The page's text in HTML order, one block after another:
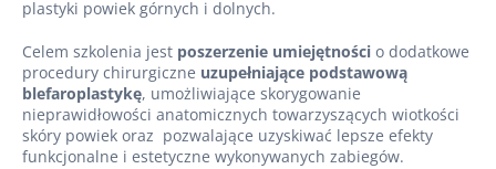
plastyki powiek górnych i dolnych.
Celem szkolenia jest poszerzenie umiejętności o dodatkowe
procedury chirurgiczne uzupełniające podstawową
blefaroplastykę, umożliwiające skorygowanie
nieprawidłowości anatomicznych towarzyszących wiotkości
skóry powiek oraz pozwalające uzyskiwać lepsze efekty
funkcjonalne i estetyczne wykonywanych zabiegów.